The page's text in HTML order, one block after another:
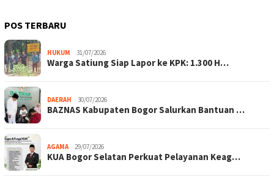
POS TERBARU
HUKUM 31/07/2026
Warga Satiung Siap Lapor ke KPK: 1.300 H…
DAERAH 30/07/2026
BAZNAS Kabupaten Bogor Salurkan Bantuan …
AGAMA 29/07/2026
KUA Bogor Selatan Perkuat Pelayanan Keag…